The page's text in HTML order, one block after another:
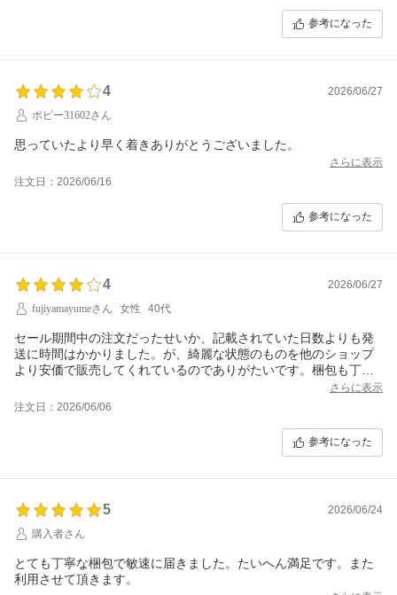
参考になった
4
2026/06/27
ポピー31602さん
思っていたより早く着きありがとうございました。
さらに表示
注文日：2026/06/16
参考になった
4
2026/06/27
fujiyamayumeさん
女性 40代
セール期間中の注文だったせいか、記載されていた日数よりも発
送に時間はかかりました。が、綺麗な状態のものを他のショップ
より安価で販売してくれているのでありがたいです。梱包も丁寧
さらに表示
注文日：2026/06/06
参考になった
5
2026/06/24
購入者さん
とても丁寧な梱包で敏速に届きました。たいへん満足です。また
利用させて頂きます。